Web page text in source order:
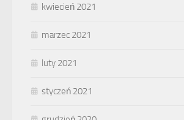
kwiecień 2021
marzec 2021
luty 2021
styczeń 2021